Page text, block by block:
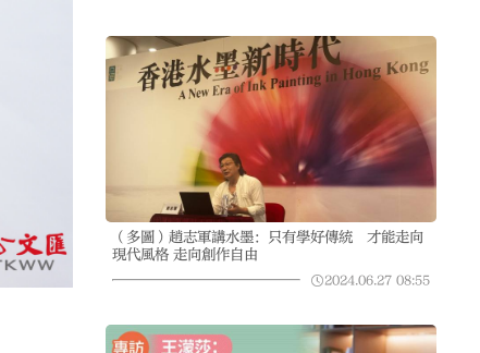
（多圖）趙志軍講水墨：只有學好傳統 才能走向
現代風格 走向創作自由
2024.06.27 08:55